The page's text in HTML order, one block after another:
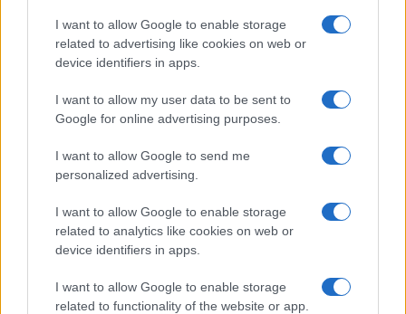
I want to allow Google to enable storage
related to advertising like cookies on web or
device identifiers in apps.
I want to allow my user data to be sent to
Google for online advertising purposes.
I want to allow Google to send me
personalized advertising.
I want to allow Google to enable storage
related to analytics like cookies on web or
device identifiers in apps.
I want to allow Google to enable storage
related to functionality of the website or app.
NERD NEWS
Pieve Comics 2026: tutto ciò che devi sapere
sull’evento nerd di Perugia